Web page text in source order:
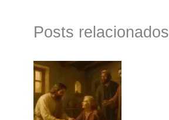
Posts relacionados